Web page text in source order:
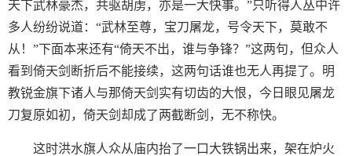
天下武林豪杰，共驱胡虏，亦是一大快事。”只听得人丛中许
多人纷纷说道：“武林至尊，宝刀屠龙，号令天下，莫敢不
从！”下面本来还有“倚天不出，谁与争锋？”这两句，但众人
看到倚天剑断折后不能接续，这两句话谁也无人再提了。明
教锐金旗下诸人与那倚天剑实有切齿的大恨，今日眼见屠龙
刀复原如初，倚天剑却成了两截断剑，无不称快。
这时洪水旗人众从庙内抬了一口大铁锅出来，架在炉火